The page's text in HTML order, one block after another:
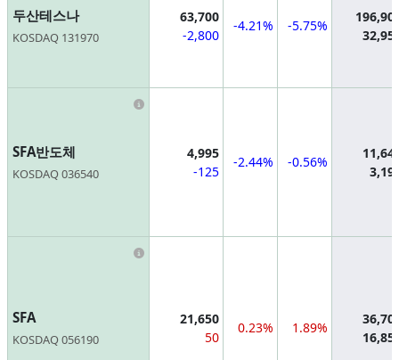
두산테스나
KOSDAQ 131970
63,700
-2,800
-4.21% -5.75%
SFA반도체
KOSDAQ 036540
Information
4,995
-125
-2.44% -0.56%
SFA
KOSDAQ 056190
Information
21,650
50
0.23% 1.89%